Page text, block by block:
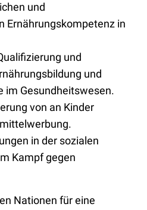
und
Ernährungskompetenz in
und
und
im Gesundheitswesen.
von an Kinder
in der sozialen
Kampf gegen
Nationen für eine